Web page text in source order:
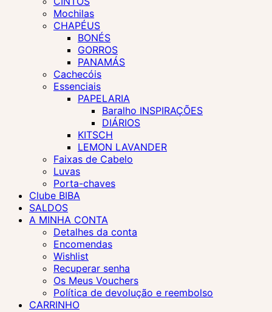
Mochilas
CHAPÉUS
BONÉS
GORROS
PANAMÁS
Cachecóis
Essenciais
PAPELARIA
Baralho INSPIRAÇÕES
DIÁRIOS
KITSCH
LEMON LAVANDER
Faixas de Cabelo
Luvas
Porta-chaves
Clube BIBA
SALDOS
A MINHA CONTA
Detalhes da conta
Encomendas
Wishlist
Recuperar senha
Os Meus Vouchers
Política de devolução e reembolso
CARRINHO